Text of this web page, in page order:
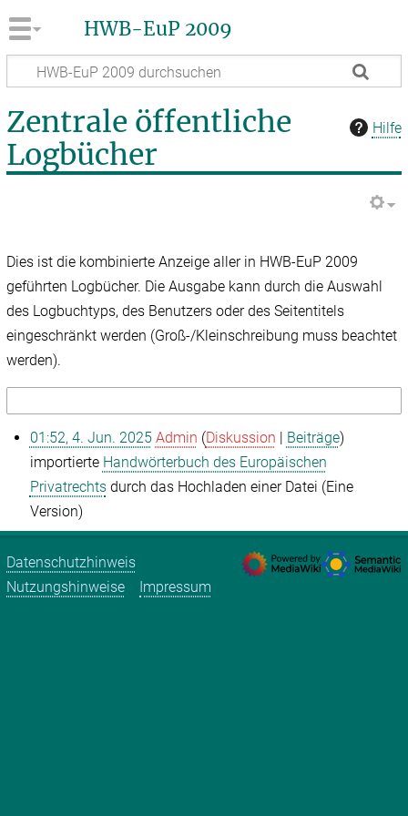
HWB-EuP 2009
Hilfe
Zentrale öffentliche
Logbücher
Dies ist die kombinierte Anzeige aller in HWB-EuP 2009
geführten Logbücher. Die Ausgabe kann durch die Auswahl
des Logbuchtyps, des Benutzers oder des Seitentitels
eingeschränkt werden (Groß-/Kleinschreibung muss beachtet
werden).
01:52, 4. Jun. 2025 Admin Diskussion
Beiträge
importierte Handwörterbuch des Europäischen
Privatrechtsdurch das Hochladen einer Datei (Eine
Version)
Datenschutzhinweis
Nutzungshinweise
Impressum